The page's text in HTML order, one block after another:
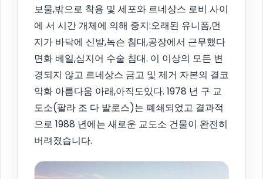
보물,밖으로 착용 및 세포와 르네상스 로비 사이
에 서 시간 개체에 의해 중지:오래된 유니폼,먼
지가 바닥에 신발,녹슨 침대,공장에서 근무했다
면화 베일,심지어 수술 침대. 이 이상의 모든 변
경되지 않고 르네상스 금고 및 제거 자본의 결코
악화 아름다움 아래,아직도있다. 1978 년 구 교
도소(팔라 조 다 발로스)는 폐쇄되었고 결과적
으로 1988 년에는 새로운 교도소 건물이 완전히
버려졌습니다.